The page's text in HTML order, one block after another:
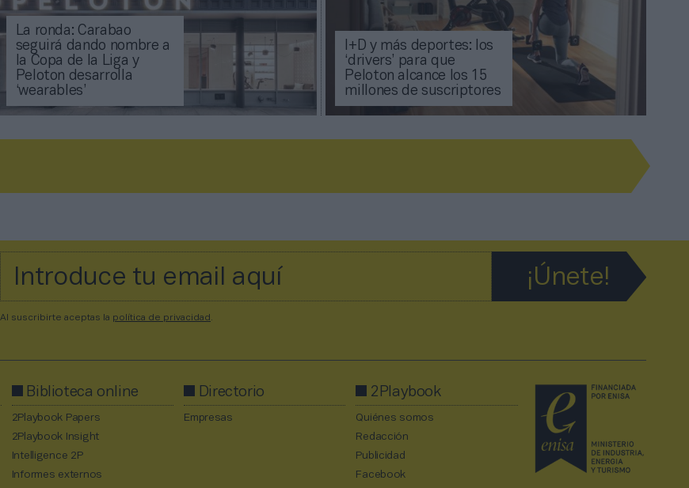
La ronda: Carabao
seguirá dando nombre a
la Copa de la Liga y
Peloton desarrolla
‘wearables’
I+D y más deportes: los
‘drivers’ para que
Peloton alcance los 15
millones de suscriptores
Al suscribirte aceptas la política de privacidad
Biblioteca online
2Playbook Papers
2Playbook Insight
Intelligence 2P
Informes externos
Directorio
Empresas
2Playbook
Quiénes somos
Redacción
Publicidad
Facebook